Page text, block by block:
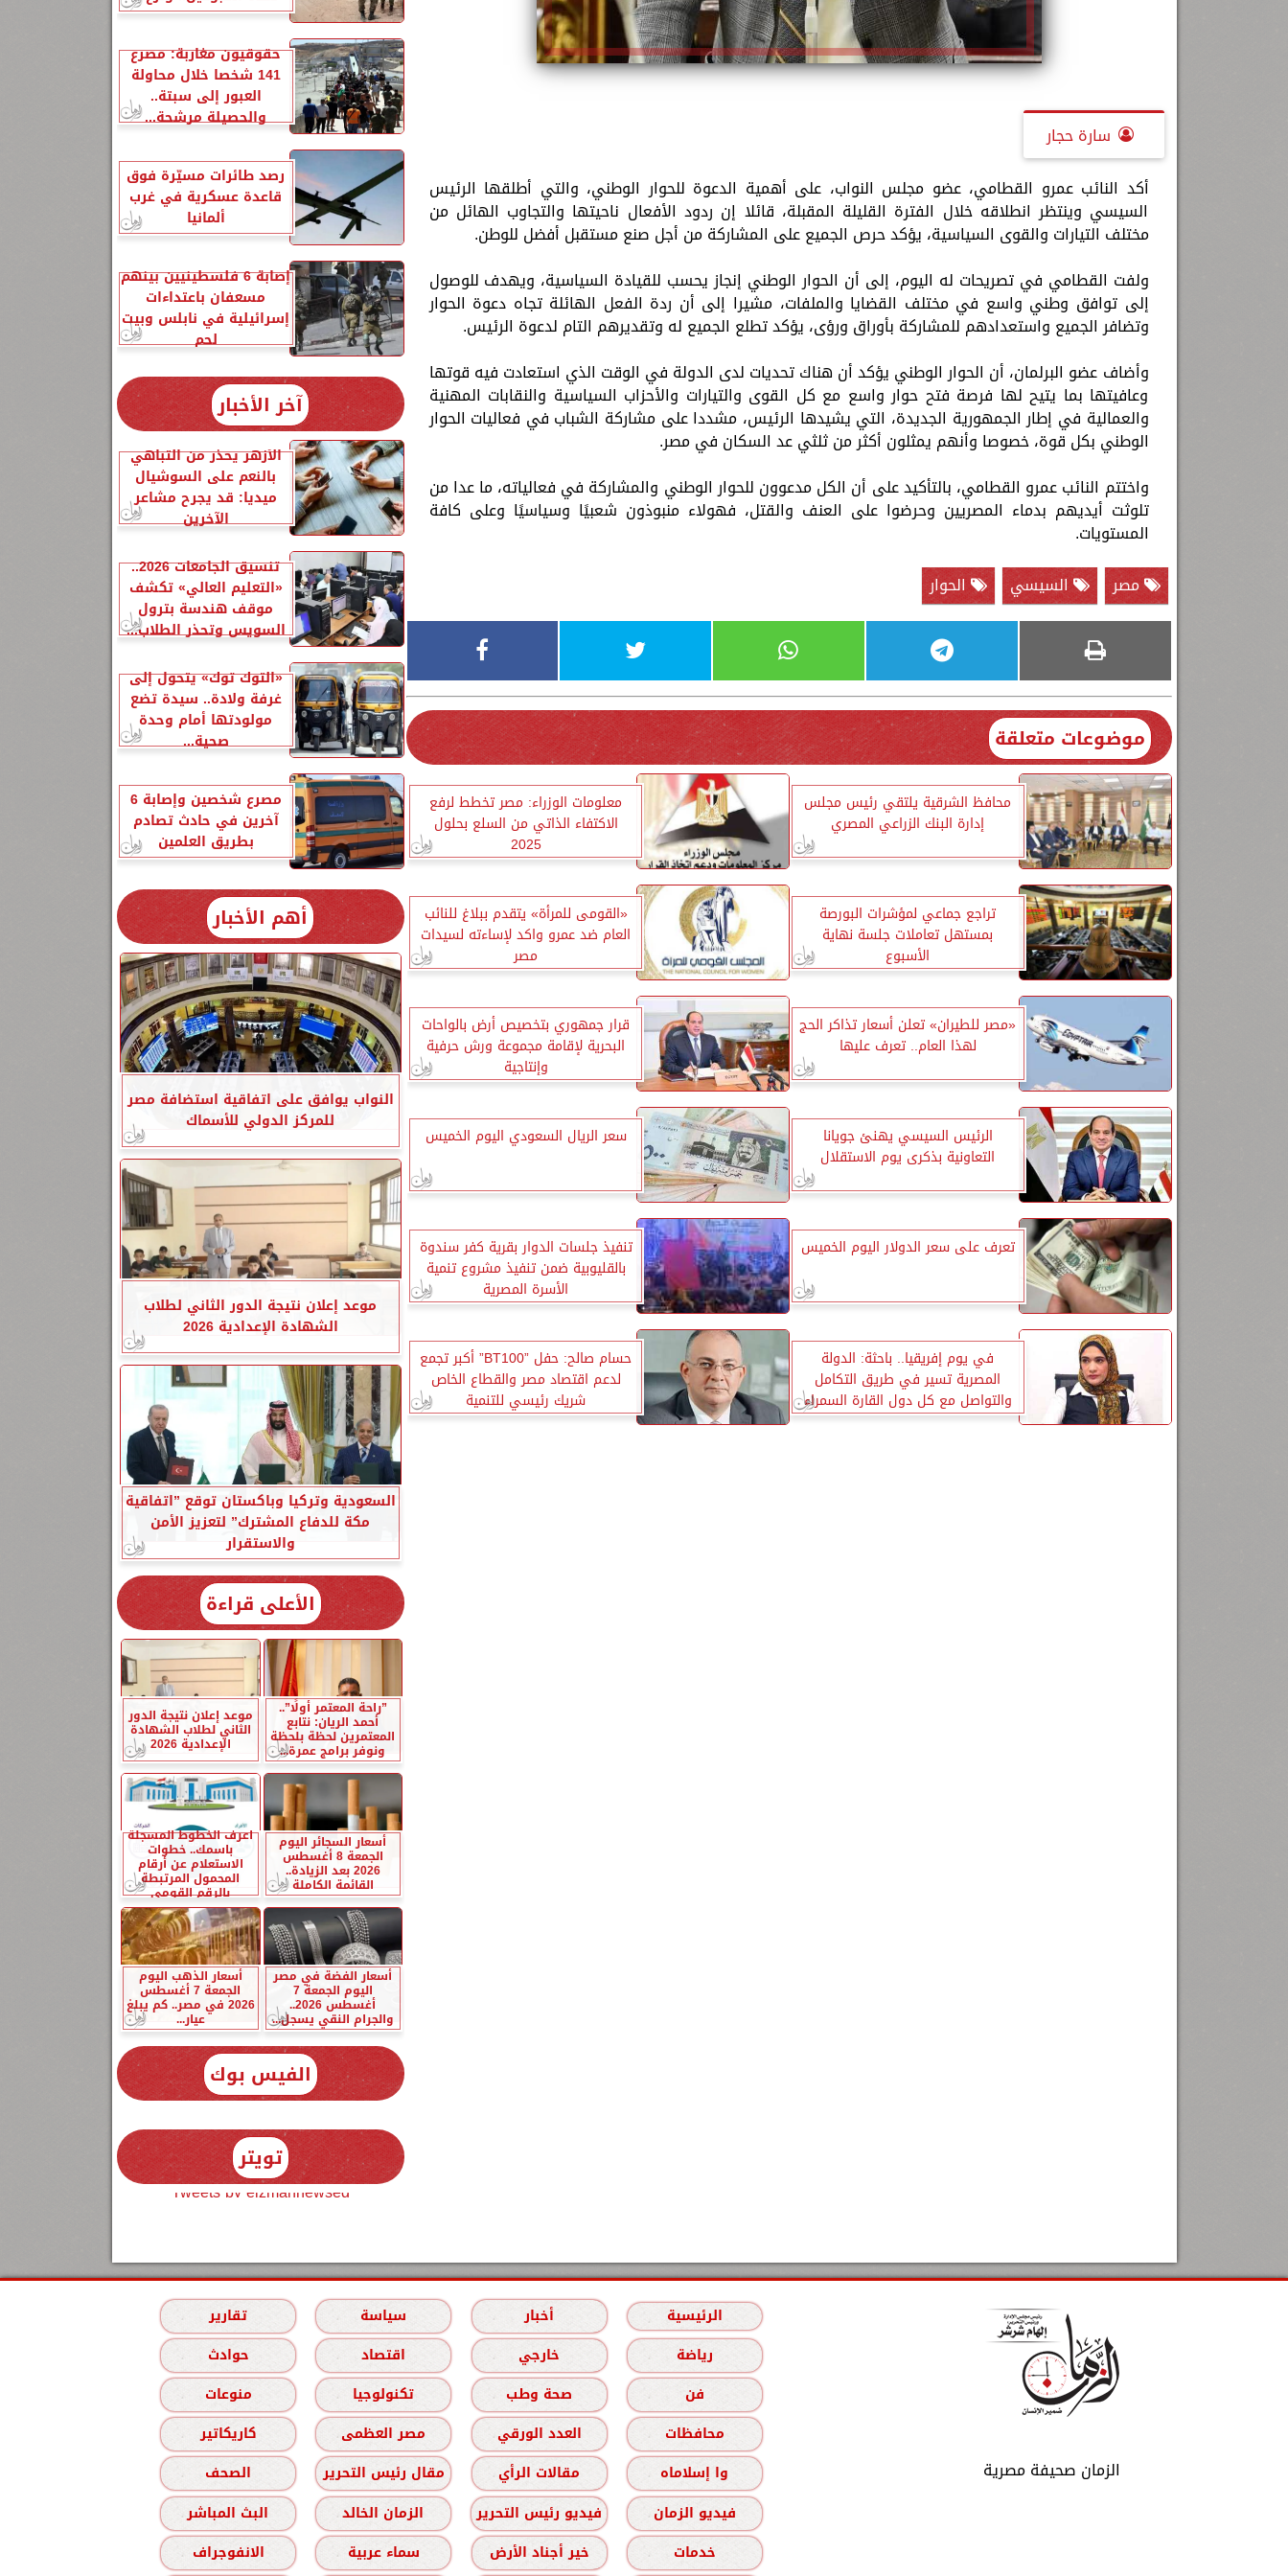
سارة حجار
أكد النائب عمرو القطامي، عضو مجلس النواب، على أهمية الدعوة للحوار الوطني، والتي أطلقها الرئيس
السيسي وينتظر انطلاقه خلال الفترة القليلة المقبلة، قائلا إن ردود الأفعال ناحيتها والتجاوب الهائل من
مختلف التيارات والقوى السياسية، يؤكد حرص الجميع على المشاركة من أجل صنع مستقبل أفضل للوطن.
ولفت القطامي في تصريحات له اليوم، إلى أن الحوار الوطني إنجاز يحسب للقيادة السياسية، ويهدف للوصول
إلى توافق وطني واسع في مختلف القضايا والملفات، مشيرا إلى أن ردة الفعل الهائلة تجاه دعوة الحوار
وتضافر الجميع واستعدادهم للمشاركة بأوراق ورؤى، يؤكد تطلع الجميع له وتقديرهم التام لدعوة الرئيس.
وأضاف عضو البرلمان، أن الحوار الوطني يؤكد أن هناك تحديات لدى الدولة في الوقت الذي استعادت فيه قوتها
وعافيتها بما يتيح لها فرصة فتح حوار واسع مع كل القوى والتيارات والأحزاب السياسية والنقابات المهنية
والعمالية في إطار الجمهورية الجديدة، التي يشيدها الرئيس، مشددا على مشاركة الشباب في فعاليات الحوار
الوطني بكل قوة، خصوصا وأنهم يمثلون أكثر من ثلثي عد السكان في مصر.
واختتم النائب عمرو القطامي، بالتأكيد على أن الكل مدعوون للحوار الوطني والمشاركة في فعالياته، ما عدا من
تلوثت أيديهم بدماء المصريين وحرضوا على العنف والقتل، فهولاء منبوذون شعبيًا وسياسيًا وعلى كافة
المستويات.
مصر
السيسي الحوار
موضوعات متعلقة
محافظ الشرقية يلتقي رئيس مجلس
إدارة البنك الزراعي المصري
معلومات الوزراء: مصر تخطط لرفع
الاكتفاء الذاتي من السلع بحلول
2025
تراجع جماعي لمؤشرات البورصة
بمستهل تعاملات جلسة نهاية
الأسبوع
«القومى للمرأة» يتقدم ببلاغ للنائب
العام ضد عمرو واكد لإساءته لسيدات
مصر
«مصر للطيران» تعلن أسعار تذاكر الحج
لهذا العام.. تعرف عليها
قرار جمهوري بتخصيص أرض بالواحات
البحرية لإقامة مجموعة ورش حرفية
وإنتاجية
الرئيس السيسي يهنئ جويانا
التعاونية بذكرى يوم الاستقلال
سعر الريال السعودي اليوم الخميس
تعرف على سعر الدولار اليوم الخميس
تنفيذ جلسات الدوار بقرية كفر سندوة
بالقليوبية ضمن تنفيذ مشروع تنمية
الأسرة المصرية
في يوم إفريقيا.. باحثة: الدولة
المصرية تسير في طريق التكامل
والتواصل مع كل دول القارة السمراء
حسام صالح: حفل ”BT100” أكبر تجمع
لدعم اقتصاد مصر والقطاع الخاص
شريك رئيسي للتنمية
حقوقيون مغاربة: مصرع
141 شخصا خلال محاولة
العبور إلى سبتة..
والحصيلة مرشحة...
رصد طائرات مسيّرة فوق
قاعدة عسكرية في غرب
ألمانيا
إصابة 6 فلسطينيين بينهم
مسعفان باعتداءات
إسرائيلية في نابلس وبيت
لحم
آخر الأخبار
الأزهر يحذر من التباهي
بالنعم على السوشيال
ميديا: قد يجرح مشاعر
الآخرين
تنسيق الجامعات 2026..
«التعليم العالي» تكشف
موقف هندسة بترول
السويس وتحذر الطلاب...
«التوك توك» يتحول إلى
غرفة ولادة.. سيدة تضع
مولودتها أمام وحدة
صحية...
مصرع شخصين وإصابة 6
آخرين في حادث تصادم
بطريق العلمين
أهم الأخبار
النواب يوافق على اتفاقية استضافة مصر
للمركز الدولي للأسماك
موعد إعلان نتيجة الدور الثاني لطلاب
الشهادة الإعدادية 2026
السعودية وتركيا وباكستان توقع ”اتفاقية
مكة للدفاع المشترك” لتعزيز الأمن
والاستقرار
الأعلى قراءة
”راحة المعتمر أولًا”..
أحمد الريان: نتابع
المعتمرين لحظة بلحظة
ونوفر برامج عمرة...
موعد إعلان نتيجة الدور
الثاني لطلاب الشهادة
الإعدادية 2026
أسعار السجائر اليوم
الجمعة 8 أغسطس
2026 بعد الزيادة..
القائمة الكاملة
اعرف الخطوط المسجلة
باسمك.. خطوات
الاستعلام عن أرقام
المحمول المرتبطة
بالرقم القومي
أسعار الفضة في مصر
اليوم الجمعة 7
أغسطس 2026..
والجرام النقي يسجل...
أسعار الذهب اليوم
الجمعة 7 أغسطس
2026 في مصر.. كم يبلغ
عيار...
الفيس بوك
تويتر
Tweets by elzmannewseg
الزمان صحيفة مصرية
الرئيسية أخبار سياسة
تقارير
رياضة
خارجي اقتصاد
حوادث
فن
صحة وطب تكنولوجيا
منوعات
محافظات
العدد الورقي مصر العظمى
كاريكاتير
وا إسلاماه
مقالات الرأي مقال رئيس التحرير
الصحف
فيديو الزمان
فيديو رئيس التحرير الزمان الخالد
البث المباشر
خدمات
خير أجناد الأرض سماء عربية الانفوجراف